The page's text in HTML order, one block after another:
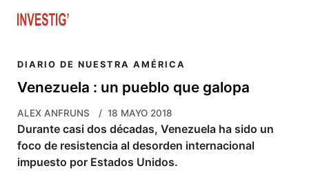
Venezuela : un pueblo que galopa
ALEX ANFRUNS 18 MAYO 2018
Durante casi dos décadas, Venezuela ha sido un
foco de resistencia al desorden internacional
impuesto por Estados Unidos.
DIARIO DE NUESTRA AMÉRICA